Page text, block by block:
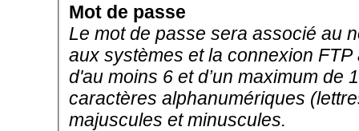
Mot de passe
Le mot de passe sera associé au
aux systèmes et la connexion
d'au moins 6 et d’un maximum de
caractères alphanumériques
majuscules et minuscules.